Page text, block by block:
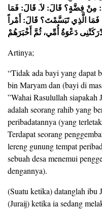
فِضَّةٍ؟ قَالَ: لاَ. قَالَ: فَمَا
فَمَا الَّذِي تَبَسَّمْتَ؟ قَالَ: أَمْراً
دَعْوَةُ أُمِّي، ثُمَّ أَخْبَرَهُمْ
Artinya;
“Tidak ada bayi yang dapat
bin Maryam dan (bayi di
”Wahai Rasulullah siapakah
adalah seorang rahib yang
peribadatannya (yang
Terdapat seorang
lereng gunung tempat
sebuah desa menemui
dengannya).
(Suatu ketika) datanglah ibu
(Juraij) ketika ia sedang